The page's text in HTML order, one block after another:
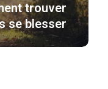
trouver
se blesser